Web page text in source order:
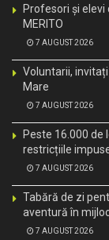
Profesori și elevi
MERITO
7 AUGUST 2026
Voluntarii,
Mare
7 AUGUST 2026
Peste 16.000 de
restricțiile
7 AUGUST 2026
Tabără de zi
aventură în
7 AUGUST 2026